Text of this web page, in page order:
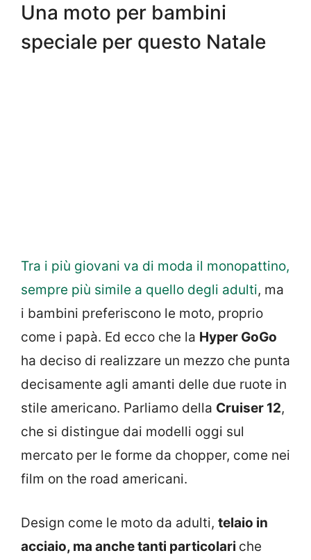
Una moto per bambini
speciale per questo Natale
Tra i più giovani va di moda il monopattino,
sempre più simile a quello degli adulti, ma
i bambini preferiscono le moto, proprio
come i papà. Ed ecco che la Hyper GoGo
ha deciso di realizzare un mezzo che punta
decisamente agli amanti delle due ruote in
stile americano. Parliamo della Cruiser 12,
che si distingue dai modelli oggi sul
mercato per le forme da chopper, come nei
film on the road americani.
Design come le moto da adulti, telaio in
acciaio, ma anche tanti particolari che